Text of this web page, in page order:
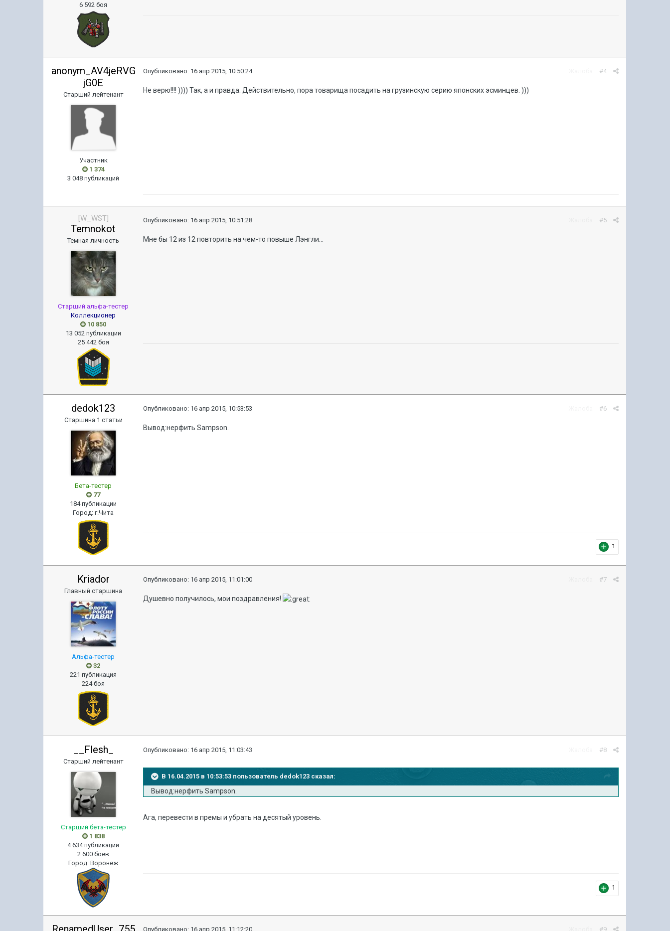
6 592 боя
anonym_AV4jeRVG
jG0E
Старший лейтенант
Участник
1 374
3 048 публикаций
#4
Опубликовано: 16 апр 2015, 10:50:24
Не верю!!!! )))) Так, а и правда. Действительно, пора товарища посадить на грузинскую серию японских эсминцев. )))
[W_WST]
Temnokot
Темная личность
Старший альфа-тестер
Коллекционер
10 850
13 052 публикации
25 442 боя
#5
Опубликовано: 16 апр 2015, 10:51:28
Мне бы 12 из 12 повторить на чем-то повыше Лэнгли...
dedok123
Старшина 1 статьи
Бета-тестер
77
184 публикации
Город:г.Чита
#6
Опубликовано: 16 апр 2015, 10:53:53
Вывод:нерфить Sampson.
1
Kriador
Главный старшина
Альфа-тестер
32
221 публикация
224 боя
#7
Опубликовано: 16 апр 2015, 11:01:00
Душевно получилось, мои поздравления!
__Flesh_
Старший лейтенант
Старший бета-тестер
1 838
4 634 публикации
2 600 боёв
Город:Воронеж
#8
Опубликовано: 16 апр 2015, 11:03:43
В 16.04.2015 в 10:53:53 пользователь dedok123 сказал:
Вывод:нерфить Sampson.
Ага, перевести в премы и убрать на десятый уровень.
1
#9
Опубликовано: 16 апр 2015, 11:12:20